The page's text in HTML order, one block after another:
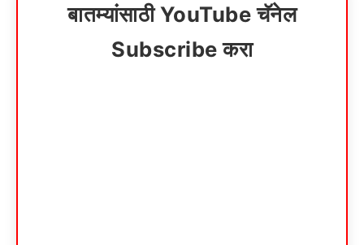
बातम्यांसाठी YouTube चॅनेल
Subscribe करा